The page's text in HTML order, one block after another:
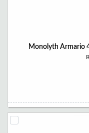
Monolyth Armario